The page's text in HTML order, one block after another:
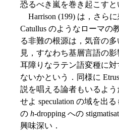
恐るべき嵐を巻き起こすと
Harrison (199) は，さら
Catullus のようなローマの
る非難の根源は，気音の多
見，すなわち基層言語の影
耳障りなラテン語変種に
ないかという．同様に
説を唱える論者もいるよ
せよ speculation の域を出
の h-dropping への
興味深い．